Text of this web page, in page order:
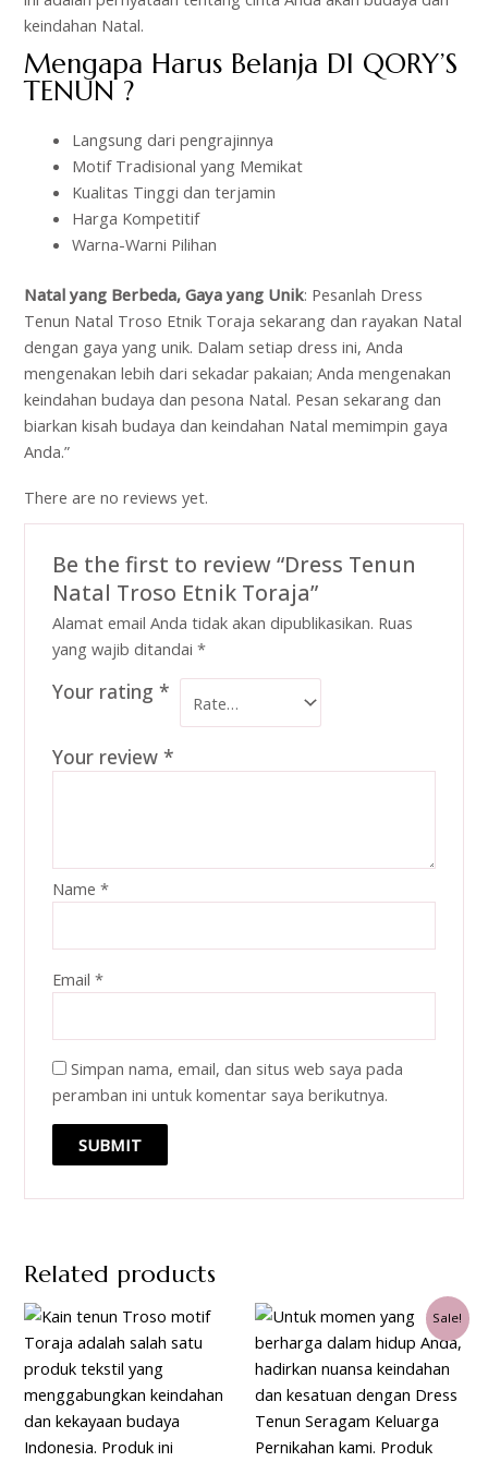
keindahan Natal.
Mengapa Harus Belanja DI QORY’S
TENUN ?
Langsung dari pengrajinnya
Motif Tradisional yang Memikat
Kualitas Tinggi dan terjamin
Harga Kompetitif
Warna-Warni Pilihan
Natal yang Berbeda, Gaya yang Unik: Pesanlah Dress
Tenun Natal Troso Etnik Toraja sekarang dan rayakan Natal
dengan gaya yang unik. Dalam setiap dress ini, Anda
mengenakan lebih dari sekadar pakaian; Anda mengenakan
keindahan budaya dan pesona Natal. Pesan sekarang dan
biarkan kisah budaya dan keindahan Natal memimpin gaya
Anda.”
There are no reviews yet.
Be the first to review “Dress Tenun
Natal Troso Etnik Toraja”
Alamat email Anda tidak akan dipublikasikan. Ruas
yang wajib ditandai *
Your rating *
Your review *
Name *
Email *
Simpan nama, email, dan situs web saya pada
peramban ini untuk komentar saya berikutnya.
Related products
Sale!